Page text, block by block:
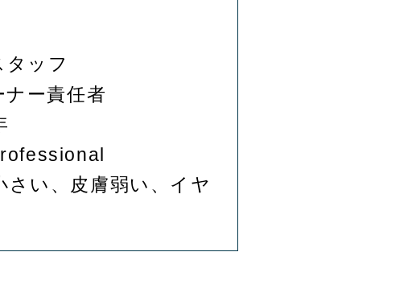
タッフ
ー責任者
さい、皮膚弱い、イヤ